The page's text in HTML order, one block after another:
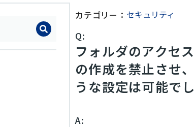
カテゴリー： セキュリティ
Q:
フォルダのアクセ
の作成を禁止させ
うな設定は可能で
A: